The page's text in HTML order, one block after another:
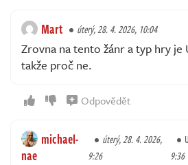
Mart úterý, 28. 4. 2026, 10:04
Zrovna na tento žánr a typ hry je
takže proč ne.
Odpovědět
michael-
nae
úterý, 28. 4. 2026,
9:26
9:36